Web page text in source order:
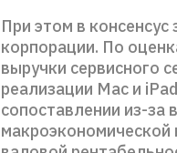
При этом в
корпорации. По
выручки сервисного
реализации Mac и
сопоставлении из-